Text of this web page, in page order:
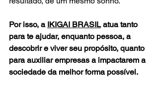
Por isso, a IKIGAI BRASIL atua tanto
para te ajudar, enquanto pessoa, a
descobrir e viver seu propósito, quanto
para auxiliar empresas a impactarem a
sociedade da melhor forma possível.